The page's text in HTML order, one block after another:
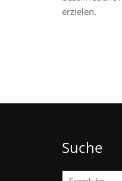
erzielen.
Suche